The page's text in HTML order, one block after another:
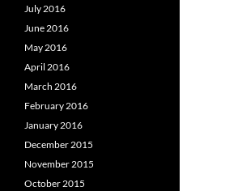
July 2016
June 2016
May 2016
April 2016
March 2016
February 2016
January 2016
December 2015
November 2015
October 2015